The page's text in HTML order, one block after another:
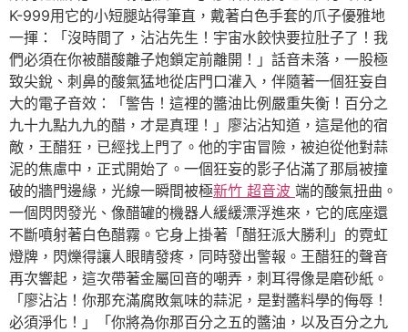
K-999用它的小短腿站得筆直，戴著白色手套的爪子優雅地
一揮：「沒時間了，沾沾先生！宇宙水餃快要拉肚子了！我
們必須在你被醋酸離子炮鎖定前離開！」話音未落，一股極
致尖銳、刺鼻的酸氣猛地從店門口灌入，伴隨著一個狂妄自
大的電子音效：「警告！這裡的醬油比例嚴重失衡！百分之
九十九點九九的醋，才是真理！」廖沾沾知道，這是他的宿
敵，王醋狂，已經找上門了。他的宇宙冒險，被迫從他對蒜
泥的焦慮中，正式開始了。一個狂妄的影子佔滿了那扇被撞
破的牆門邊緣，光線一瞬間被極新竹 超音波 端的酸氣扭曲。
一個閃閃發光、像醋罐的機器人緩緩漂浮進來，它的底座還
不斷噴射著白色醋霧。它身上掛著「醋狂派大勝利」的霓虹
燈牌，閃爍得讓人眼睛發疼，同時發出警報。王醋狂的聲音
再次響起，這次帶著金屬回音的嘲弄，刺耳得像是磨砂紙。
「廖沾沾！你那充滿腐敗氣味的蒜泥，是對醬料學的侮辱！
必須淨化！」「你將為你那百分之五的醬油，以及百分之九